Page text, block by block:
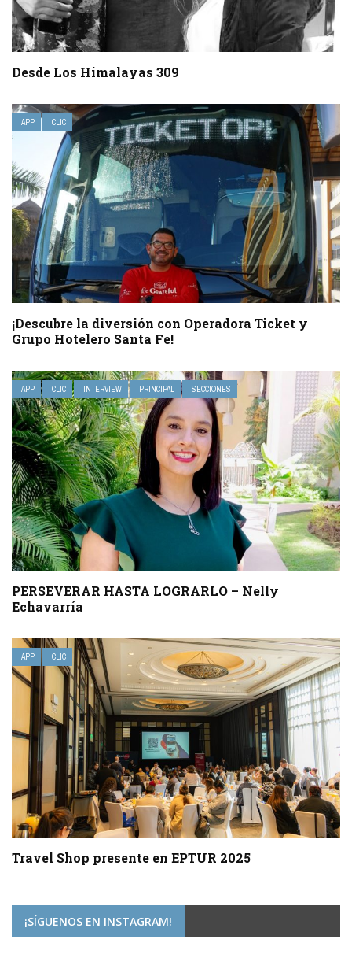
Desde Los Himalayas 309
APP CLIC
¡Descubre la diversión con Operadora Ticket y
Grupo Hotelero Santa Fe!
APP CLIC INTERVIEW PRINCIPAL SECCIONES
PERSEVERAR HASTA LOGRARLO – Nelly
Echavarría
APP CLIC
Travel Shop presente en EPTUR 2025
¡SÍGUENOS EN INSTAGRAM!